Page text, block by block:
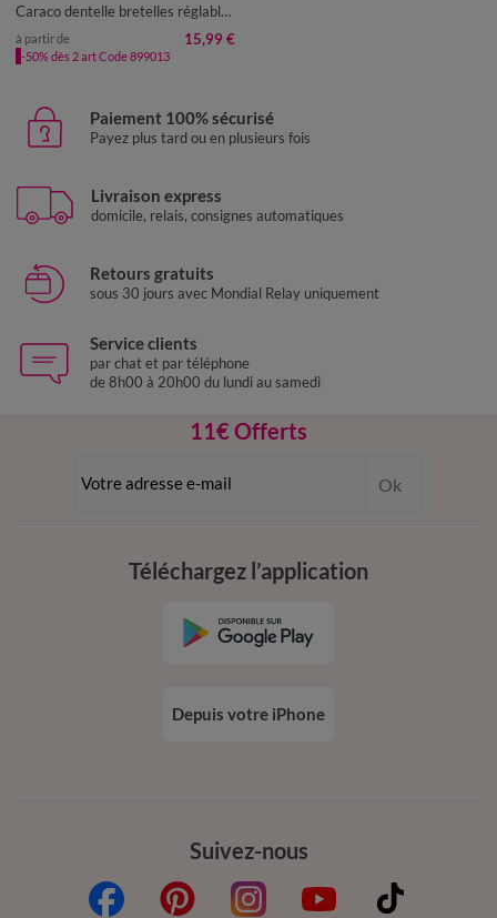
Caraco dentelle bretelles réglables, crêpe
à partir de 15,99 €
-50% dès 2 art Code 899013
Paiement 100% sécurisé
Payez plus tard ou en plusieurs fois
Livraison express
domicile, relais, consignes automatiques
Retours gratuits
sous 30 jours avec Mondial Relay uniquement
Service clients
par chat et par téléphone
de 8h00 à 20h00 du lundi au samedi
11€ Offerts
dès 20€ d’achat
Ok
Suivez-nous
Téléchargez l’application
Depuis votre iPhone